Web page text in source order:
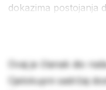
dokazima postojanja
Ovaj je članak dio
Cjelokupni sadržaj